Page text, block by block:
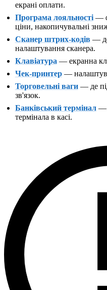
екрані оплати.
Програма лояльності—
ціни, накопичувальні
Сканер штрих-кодів —
налаштування сканера.
Клавіатура — екранна
Чек-принтер—
Торговельні ваги— де
зв'язок.
Банківський термінал—
термінала в касі.